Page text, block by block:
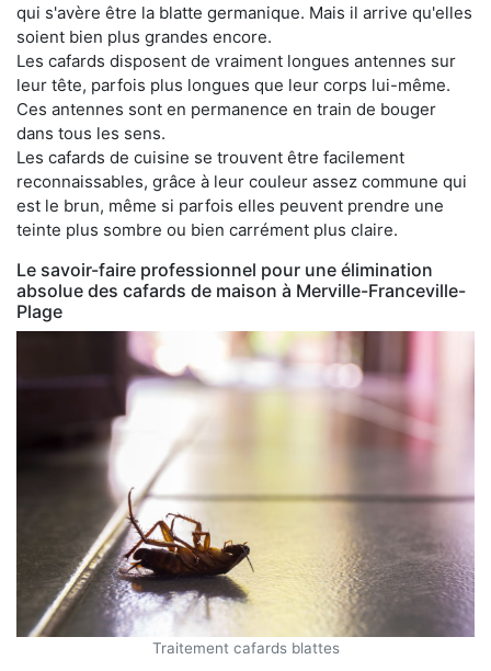
qui s'avère être la blatte germanique. Mais il arrive qu'elles
soient bien plus grandes encore.
Les cafards disposent de vraiment longues antennes sur
leur tête, parfois plus longues que leur corps lui-même.
Ces antennes sont en permanence en train de bouger
dans tous les sens.
Les cafards de cuisine se trouvent être facilement
reconnaissables, grâce à leur couleur assez commune qui
est le brun, même si parfois elles peuvent prendre une
teinte plus sombre ou bien carrément plus claire.
Le savoir-faire professionnel pour une élimination
absolue des cafards de maison à Merville-Franceville-
Plage
Traitement cafards blattes